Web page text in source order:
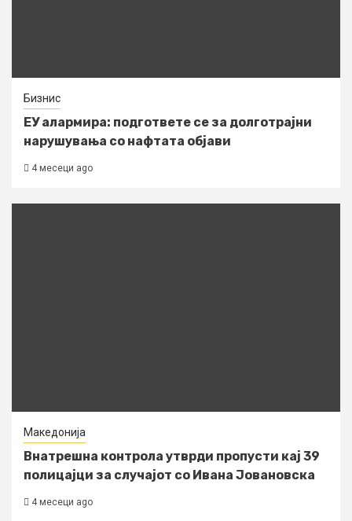
Бизнис
ЕУ алармира: подгответе се за долготрајни
нарушувања со нафтата објави
4 месеци ago
Македонија
Внатрешна контрола утврди пропусти кај 39
полицајци за случајот со Ивана Јовановска
4 месеци ago